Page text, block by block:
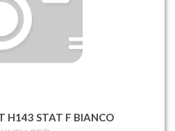
H143 STAT F BIANCO